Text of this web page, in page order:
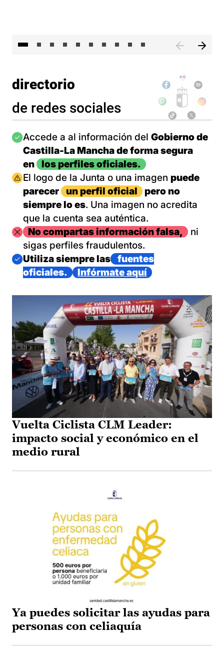
directorio
de redes sociales
Imagen
Accede a al información del Gobierno de
Castilla-La Mancha de forma segura
en
los perfiles oficiales.
Imagen
El logo de la Junta o una imagen puede
parecer
un perfil oficial
pero no
siempre lo es. Una imagen no acredita
que la cuenta sea auténtica.
ImagenNo compartas información falsa,
ni
sigas perfiles fraudulentos.
Imagen
Utiliza siempre las
fuentes
oficiales.
Infórmate aquí
Vuelta Ciclista CLM Leader:
impacto social y económico en el
medio rural
Ya puedes solicitar las ayudas para
personas con celiaquía